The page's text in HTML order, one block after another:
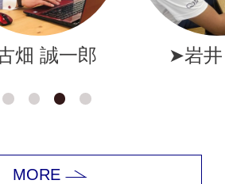
畑 誠一郎 ➤岩
MORE